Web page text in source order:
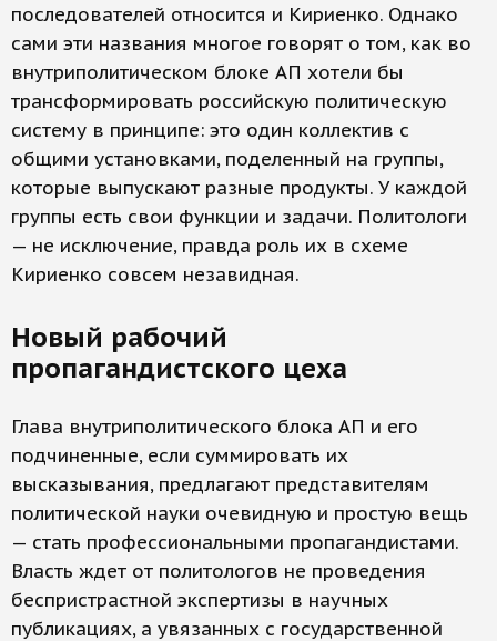
последователей относится и Кириенко. Однако
сами эти названия многое говорят о том, как во
внутриполитическом блоке АП хотели бы
трансформировать российскую политическую
систему в принципе: это один коллектив с
общими установками, поделенный на группы,
которые выпускают разные продукты. У каждой
группы есть свои функции и задачи. Политологи
— не исключение, правда роль их в схеме
Кириенко совсем незавидная.
Новый рабочий
пропагандистского цеха
Глава внутриполитического блока АП и его
подчиненные, если суммировать их
высказывания, предлагают представителям
политической науки очевидную и простую вещь
— стать профессиональными пропагандистами.
Власть ждет от политологов не проведения
беспристрастной экспертизы в научных
публикациях, а увязанных с государственной